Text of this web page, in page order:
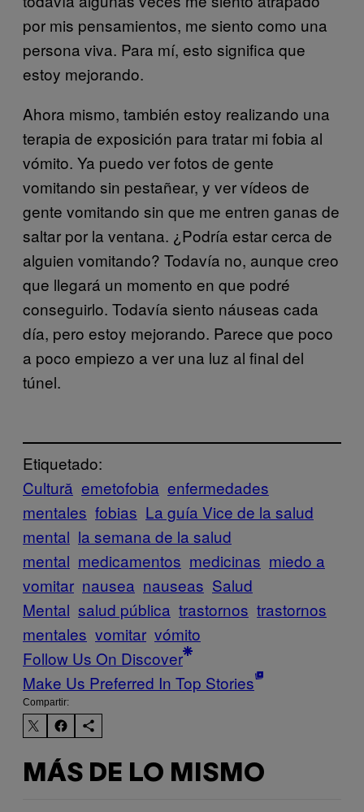
por mis pensamientos, me siento como una
persona viva. Para mí, esto significa que
estoy mejorando.
Ahora mismo, también estoy realizando una
terapia de exposición para tratar mi fobia al
vómito. Ya puedo ver fotos de gente
vomitando sin pestañear, y ver vídeos de
gente vomitando sin que me entren ganas de
saltar por la ventana. ¿Podría estar cerca de
alguien vomitando? Todavía no, aunque creo
que llegará un momento en que podré
conseguirlo. Todavía siento náuseas cada
día, pero estoy mejorando. Parece que poco
a poco empiezo a ver una luz al final del
túnel.
Etiquetado:
Cultură emetofobia enfermedades
mentales fobias La guía Vice de la salud
mental la semana de la salud
mental medicamentos medicinas miedo a
vomitar nausea nauseas Salud
Mental salud pública trastornos trastornos
mentales vomitar vómito
Follow Us On Discover
Make Us Preferred In Top Stories
Compartir:
MÁS DE LO MISMO